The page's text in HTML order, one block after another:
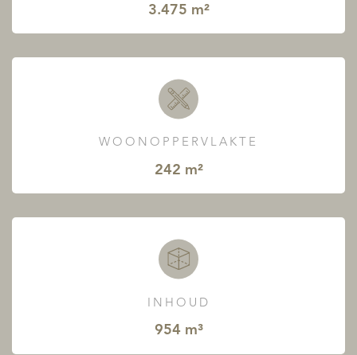
3.475 m²
WOONOPPERVLAKTE
242 m²
INHOUD
954 m³